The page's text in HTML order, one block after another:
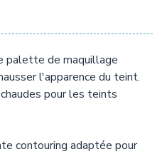
palette de maquillage
l'apparence du teint.
pour les teints
contouring adaptée pour